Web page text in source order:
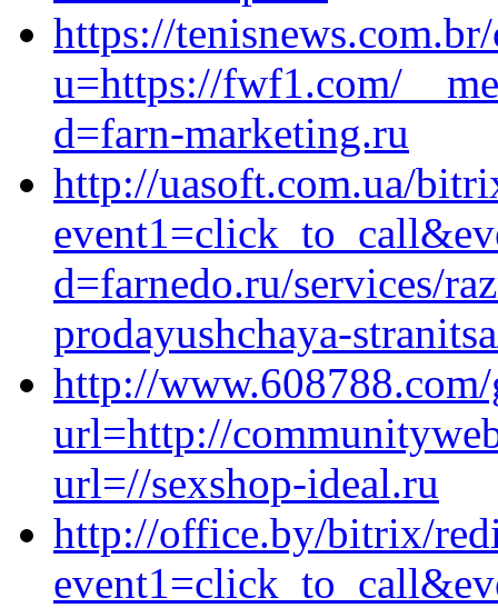
https://
u=https://fwf1.com/
d=farn-marketing.ru
http://uasoft.com.ua/
d=farnedo.ru/services/
prodayushchaya-
http://www.608788.com/
url=http://
url=//sexshop-ideal.ru
http://office.by/bitrix/